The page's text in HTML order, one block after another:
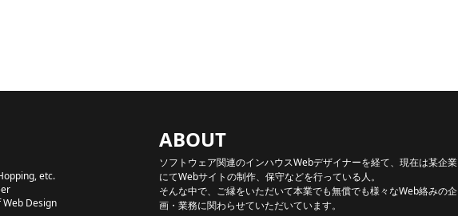
etc.
Design
ABOUT
ソフトウェア関連のインハウスWebデザイナーを経て、現在は某企業
にてWebサイトの制作、保守などを行っている人。
そんな中で、ご縁をいただいて本業でも無償でも様々なWeb絡みの企
画・業務に関わらせていただいています。